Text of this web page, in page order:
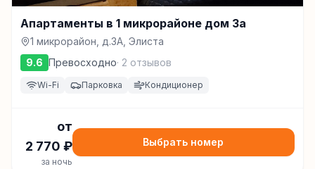
Апартаменты в 1 микрорайоне дом 3а
1 микрорайон, д.3A, Элиста
9.6 Превосходно· 2 отзывов
Wi-Fi Парковка Кондиционер
от
2 770 ₽
за ночь
Выбрать номер